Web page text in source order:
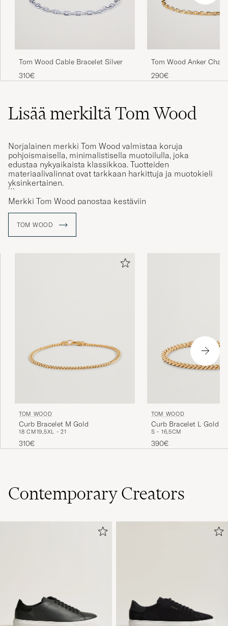
Tom Wood Cable Bracelet Silver
310€
Tom Wood Anker
Gold
290€
Lisää merkiltä Tom Wood
Norjalainen merkki Tom Wood valmistaa koruja
pohjoismaisella, minimalistisella muotoilulla, joka
edustaa nykyaikaista klassikkoa. Tuotteiden
materiaalivalinnat ovat tarkkaan harkittuja ja muotokieli
yksinkertainen.
Merkki Tom Wood panostaa kestäviin
materiaalivalintoihin ja laatuun sekä muotoiluun ja
hopeasta ja kullasta, usein kierrätetystä metalleista,
pitkää käyttöikää ajatellen.
TOM WOOD
TOM WOOD
Curb Bracelet M Gold
18 CM19,5XL - 21
310€
TOM WOOD
Curb Bracelet L Gold
S - 16,5CM
390€
Contemporary Creators